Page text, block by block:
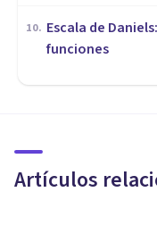
10. Escala de
funciones
Artículos
y